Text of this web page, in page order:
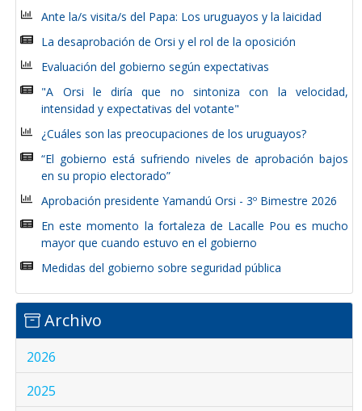
Ante la/s visita/s del Papa: Los uruguayos y la laicidad
La desaprobación de Orsi y el rol de la oposición
Evaluación del gobierno según expectativas
"A Orsi le diría que no sintoniza con la velocidad,
intensidad y expectativas del votante"
¿Cuáles son las preocupaciones de los uruguayos?
“El gobierno está sufriendo niveles de aprobación bajos
en su propio electorado”
Aprobación presidente Yamandú Orsi - 3º Bimestre 2026
En este momento la fortaleza de Lacalle Pou es mucho
mayor que cuando estuvo en el gobierno
Medidas del gobierno sobre seguridad pública
Archivo
2026
2025